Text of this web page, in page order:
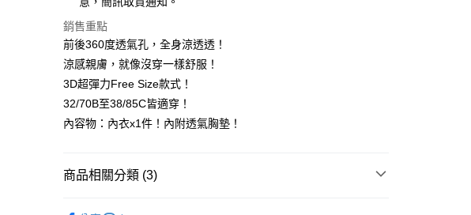
２．便利：只要手機號碼，簡訊認證，即可結帳。
３．安心：先確認商品／服務後，再付款。
【「AFTEE先享後付」結帳流程】
１．於結帳方式選擇「AFTEE先享後付」後，將跳轉至「AFTEE先享後
付」結帳頁面，進行簡訊認證並確認金額後，即可完成結帳。
２．訂單成立數日內，您將收到繳費通知簡訊。
３．收到繳費通知簡訊後14天內，點擊此簡訊中的連結，可透過四大超商
絡購買商品的店家。未經商家同意取消之訂單仍視為有效，需透過AFTEE
先享後付繳納相關費用。
是否繳費成功／繳費後需取消欲退款等相關疑問，請聯繫「AFTEE先享後
運送方式
全家取貨付款
每筆NT$99,999
付款後全家取貨
每筆NT$99,999
每筆NT$99,999
銷售重點
前後360度透氣孔，全身涼透透！
涼感親膚，就像沒穿一樣舒服！
3D超彈力Free Size款式！
32/70B至38/85C皆適穿！
內容物：內衣x1件！內附透氣胸墊！
商品相關分類 (3)